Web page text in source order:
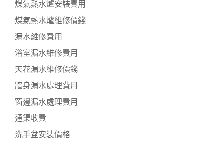
煤氣熱水爐安裝費用
煤氣熱水爐維修價錢
漏水維修費用
浴室漏水維修費用
天花漏水維修價錢
牆身漏水處理費用
窗邊漏水處理費用
通渠收費
洗手盆安裝價格